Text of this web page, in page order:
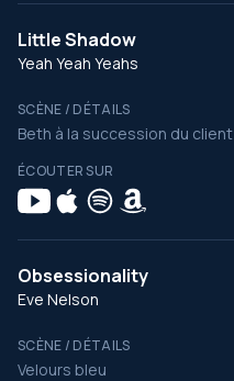
Little Shadow
Yeah Yeah Yeahs
SCÈNE / DÉTAILS
Beth à la succession du client
ÉCOUTER SUR
Obsessionality
Eve Nelson
SCÈNE / DÉTAILS
Velours bleu